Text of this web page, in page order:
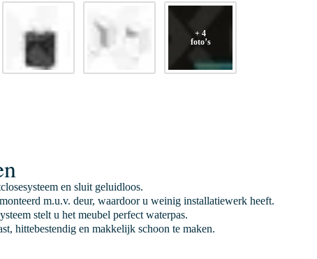
+ 4
foto’s
en sluit geluidloos.
m.u.v. deur, waardoor u weinig installatiewerk heeft.
stelt u het meubel perfect waterpas.
hittebestendig en makkelijk schoon te maken.